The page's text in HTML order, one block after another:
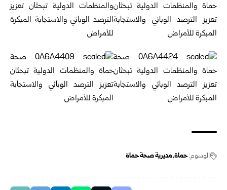
الوسوم:حماة مديرية صحة حماة